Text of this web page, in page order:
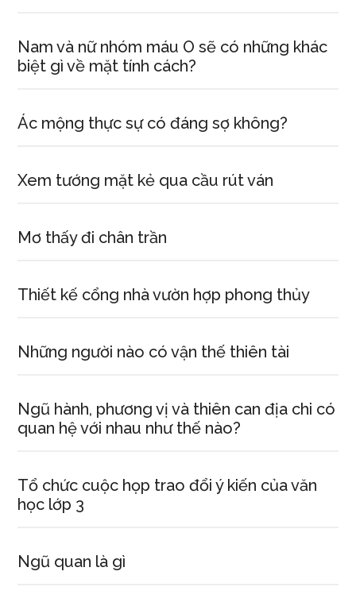
Nam và nữ nhóm máu O sẽ có những khác
biệt gì về mặt tính cách?
Ác mộng thực sự có đáng sợ không?
Xem tướng mặt kẻ qua cầu rút ván
Mơ thấy đi chân trần
Thiết kế cổng nhà vườn hợp phong thủy
Những người nào có vận thế thiên tài
Ngũ hành, phương vị và thiên can địa chi có
quan hệ với nhau như thế nào?
Tổ chức cuộc họp trao đổi ý kiến của văn
học lớp 3
Ngũ quan là gì